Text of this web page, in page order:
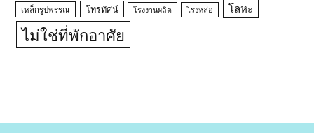
เหล็กรูปพรรณ โทรทัศน์ โรงงานผลิต โรงหล่อ โลหะ
ไม่ใช่ที่พักอาศัย